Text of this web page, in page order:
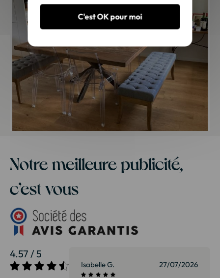
Notre meilleure publicité,
c’est vous
4.57 / 5
Isabelle G. 27/07/2026
C'est OK pour moi